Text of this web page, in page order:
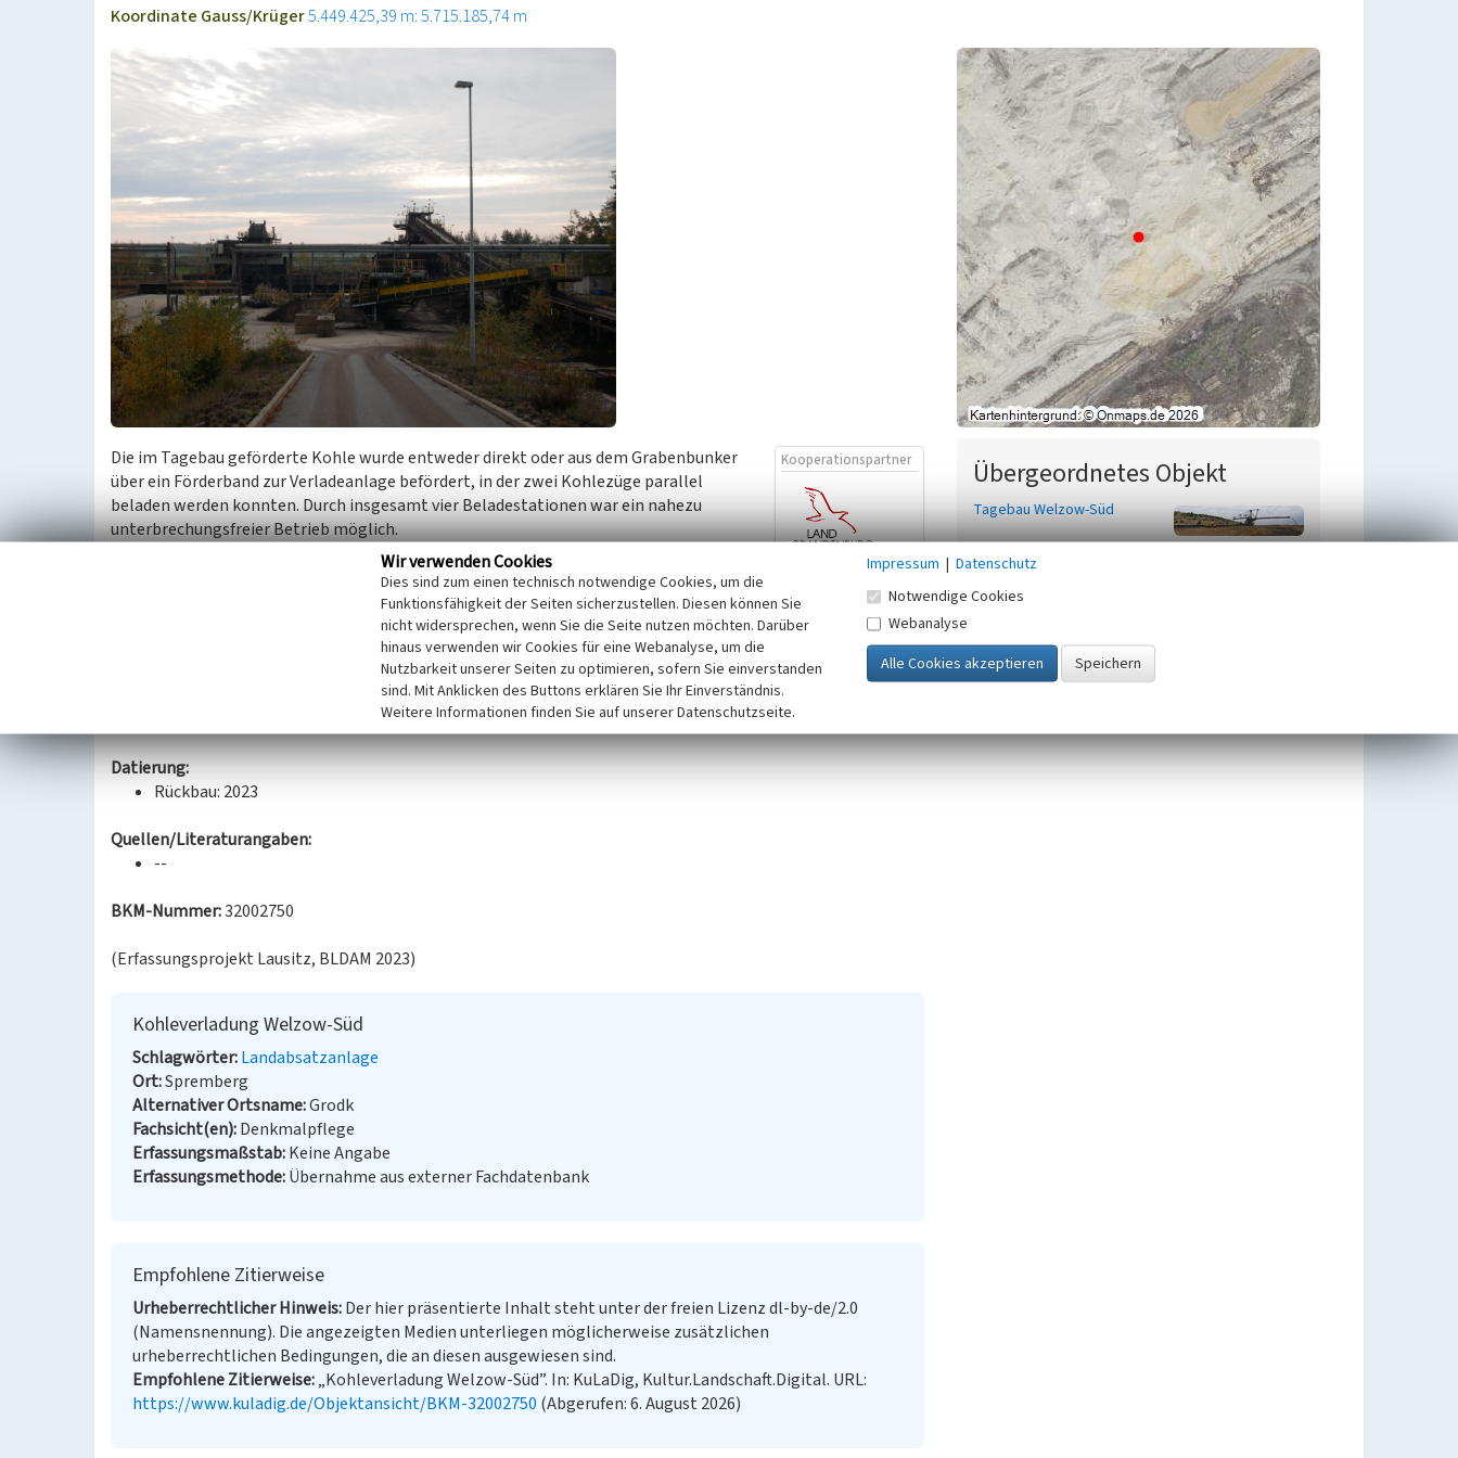
Koordinate Gauss/Krüger5.449.425,39 m: 5.715.185,74 m
Kooperationspartner
Die im Tagebau geförderte Kohle wurde entweder direkt oder aus dem Grabenbunker
über ein Förderband zur Verladeanlage befördert, in der zwei Kohlezüge parallel
beladen werden konnten. Durch insgesamt vier Beladestationen war ein nahezu
unterbrechungsfreier Betrieb möglich.
Zur Beladung übernimmt das Personal der Kohleverladung die Steuerung der
einfahrenden Züge, dabei schaltet sich der Stromabnehmer über dem Zug ab, damit
die Befüllung die Leitung nicht stört. Ein seitlicher Stromabnehmer fährt aus und
sorgt für die Energiezufuhr. Ein Kohlezug kann innerhalb von 15-20 Minuten beladen
Die Kohleverladung Welzow-Süd wurde im November 2022 außer Betrieb genommen und anschließend
rückgebaut, nachdem bereits in den Vormonaten der Probebetrieb in der neuen Kohleverladung am
Drehpunkt Süd (Objektnr. 32002799) aufgenommen worden war.
Datierung:
Rückbau: 2023
Quellen/Literaturangaben:
--
BKM-Nummer:32002750
(Erfassungsprojekt Lausitz, BLDAM 2023)
Kohleverladung Welzow-Süd
Schlagwörter Landabsatzanlage
Ort Spremberg
Alternativer Ortsname Grodk
Fachsicht(en) Denkmalpflege
Erfassungsmaßstab Keine Angabe
Erfassungsmethode Übernahme aus externer Fachdatenbank
Empfohlene Zitierweise
Urheberrechtlicher Hinweis Der hier präsentierte Inhalt steht unter der freien Lizenz dl-by-de/2.0
(Namensnennung). Die angezeigten Medien unterliegen möglicherweise zusätzlichen
urheberrechtlichen Bedingungen, die an diesen ausgewiesen sind.
Empfohlene Zitierweise „Kohleverladung Welzow-Süd”. In: KuLaDig, Kultur.Landschaft.Digital. URL:
https://www.kuladig.de/Objektansicht/BKM-32002750 (Abgerufen: 6. August 2026)
Übergeordnetes Objekt
Tagebau Welzow-Süd
Wir verwenden Cookies
Dies sind zum einen technisch notwendige Cookies, um die
Funktionsfähigkeit der Seiten sicherzustellen. Diesen können Sie
nicht widersprechen, wenn Sie die Seite nutzen möchten. Darüber
hinaus verwenden wir Cookies für eine Webanalyse, um die
Nutzbarkeit unserer Seiten zu optimieren, sofern Sie einverstanden
sind. Mit Anklicken des Buttons erklären Sie Ihr Einverständnis.
Weitere Informationen finden Sie auf unserer Datenschutzseite.
Impressum | Datenschutz
Notwendige Cookies
Webanalyse